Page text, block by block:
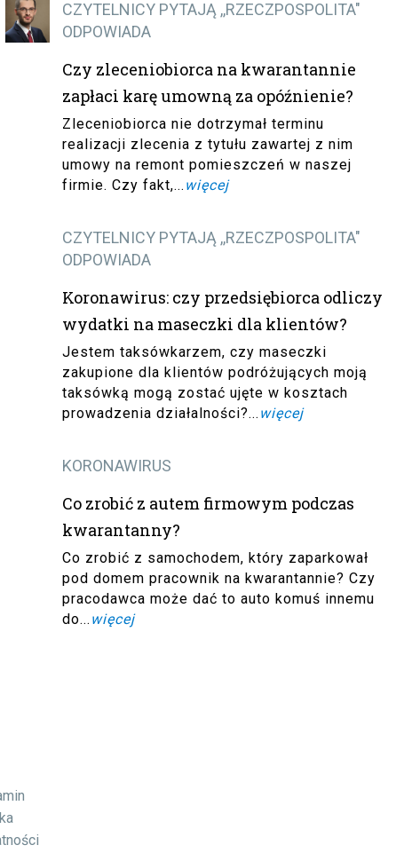
CZYTELNICY PYTAJĄ ,,RZECZPOSPOLITA"
ODPOWIADA
Czy zleceniobiorca na kwarantannie
zapłaci karę umowną za opóźnienie?
Zleceniobiorca nie dotrzymał terminu
realizacji zlecenia z tytułu zawartej z nim
umowy na remont pomieszczeń w naszej
firmie. Czy fakt,... więcej
CZYTELNICY PYTAJĄ ,,RZECZPOSPOLITA"
ODPOWIADA
Koronawirus: czy przedsiębiorca odliczy
wydatki na maseczki dla klientów?
Jestem taksówkarzem, czy maseczki
zakupione dla klientów podróżujących moją
taksówką mogą zostać ujęte w kosztach
prowadzenia działalności?... więcej
KORONAWIRUS
Co zrobić z autem firmowym podczas
kwarantanny?
Co zrobić z samochodem, który zaparkował
pod domem pracownik na kwarantannie? Czy
pracodawca może dać to auto komuś innemu
do... więcej